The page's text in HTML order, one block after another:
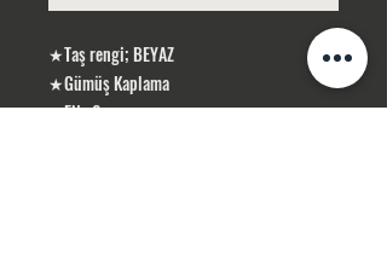
★Taş rengi; BEYAZ
★Gümüş Kaplama
★EN : 6 cm